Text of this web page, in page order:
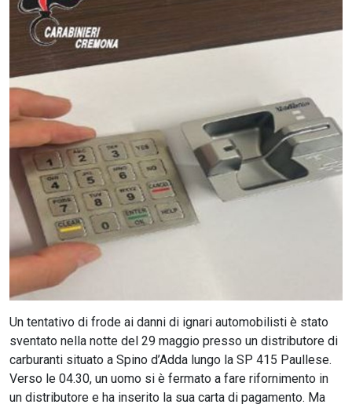
SEZIONI
CERCA
Un tentativo di frode ai danni di ignari automobilisti è stato
sventato nella notte del 29 maggio presso un distributore di
carburanti situato a Spino d’Adda lungo la SP 415 Paullese.
Verso le 04.30, un uomo si è fermato a fare rifornimento in
un distributore e ha inserito la sua carta di pagamento. Ma